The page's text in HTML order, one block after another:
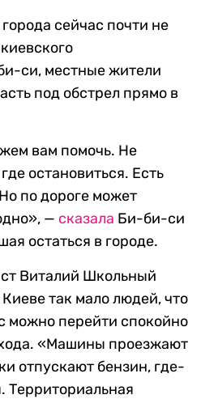
сейчас почти не
си, местные жители
под обстрел прямо в
вам помочь. Не
остановиться. Есть
по дороге может
— сказала Би-би-си
остаться в городе.
Виталий Школьный
Киеве так мало людей, что
можно перейти спокойно
«Машины проезжают
отпускают бензин, где-
Территориальная